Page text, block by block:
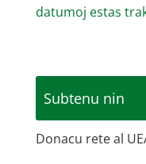
datumoj estas
Subtenu nin
Donacu rete al